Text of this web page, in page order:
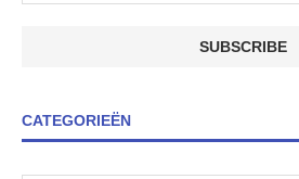
CATEGORIEËN